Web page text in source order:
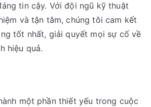
tin cậy. Với đội ngũ kỹ thuật
và tận tâm, chúng tôi cam kết
tốt nhất, giải quyết mọi sự cố về
hiệu quả.
một phần thiết yếu trong cuộc